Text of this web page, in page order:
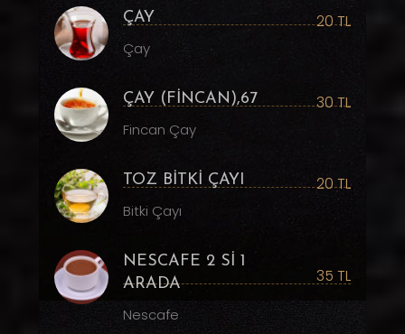
ÇAY 20 TL
Çay
ÇAY (FİNCAN),67 30 TL
Fincan Çay
TOZ BİTKİ ÇAYI 20 TL
Bitki Çayı
NESCAFE 2 Sİ 1
ARADA
35 TL
Nescafe